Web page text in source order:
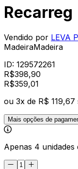
Recarreg
Vendido por LEVA
MadeiraMadeira
ID: 129572261
R$398,90
R$359,01
ou 3x de R$ 119,67
Mais opções de
Apenas 4 unidades